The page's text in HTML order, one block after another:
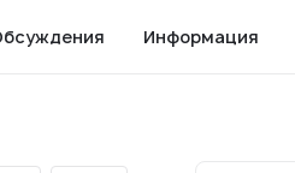
Информация